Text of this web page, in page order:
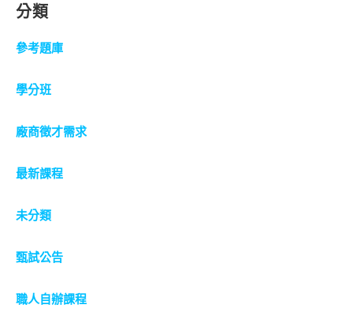
分類
參考題庫
學分班
廠商徵才需求
最新課程
未分類
甄試公告
職人自辦課程